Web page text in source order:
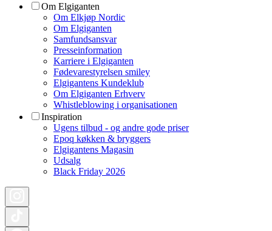
Om Elgiganten
Om Elkjøp Nordic
Om Elgiganten
Samfundsansvar
Presseinformation
Karriere i Elgiganten
Fødevarestyrelsen smiley
Elgigantens Kundeklub
Om Elgiganten Erhverv
Whistleblowing i organisationen
Inspiration
Ugens tilbud - og andre gode priser
Epoq køkken & bryggers
Elgigantens Magasin
Udsalg
Black Friday 2026